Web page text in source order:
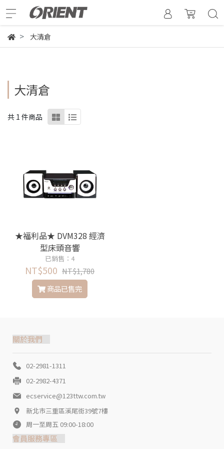
大清倉
大清倉
共 1 件商品
★福利品★ DVM328 經濟
型床頭音響
已銷售：4
NT$500 NT$1,780
商品已售完
關於我們
02-2981-1311
02-2982-4371
ecservice@123ttw.com.tw
新北市三重區溪尾街39號7樓
周一至周五 09:00-18:00
會員服務專區